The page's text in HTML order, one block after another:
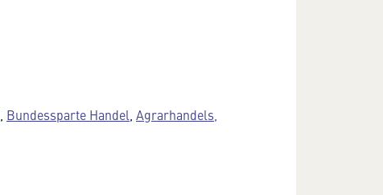
Bundessparte Handel Agrarhandels,